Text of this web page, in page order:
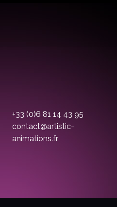
+33 (0)6 81 14 43 95
contact@artistic-
animations.fr